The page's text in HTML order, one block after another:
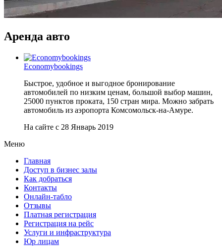
Аренда авто
Economybookings
Быстрое, удобное и выгодное бронирование
автомобилей по низким ценам, большой выбор машин,
25000 пунктов проката, 150 стран мира. Можно забрать
автомобиль из аэропорта Комсомольск-на-Амуре.
На сайте с 28 Январь 2019
Меню
Главная
Доступ в бизнес залы
Как добраться
Контакты
Онлайн-табло
Отзывы
Платная регистрация
Регистрация на рейс
Услуги и инфраструктура
Юр лицам